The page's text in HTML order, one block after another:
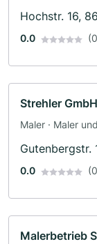
Hochstr. 16,
0.0
Strehler GmbH
Maler · Maler
Gutenbergstr.
0.0
Malerbetrieb